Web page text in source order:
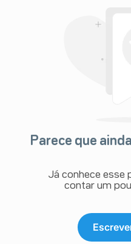
do vaso sanguíneo)
Distúrbios hepatobiliares
outros produtos
Raros: fraturas
diafisárias (reação
(reação adversa da classe
Informe ao seu
farmacêutico o
através do seu serviço de
Parece que
Já conhece esse
contar um